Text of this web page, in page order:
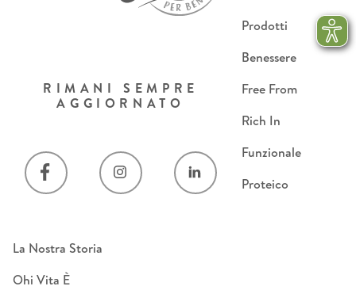
Prodotti
Benessere
Free From
Rich In
Funzionale
Proteico
La Nostra Storia
Ohi Vita È
RIMANI SEMPRE
AGGIORNATO